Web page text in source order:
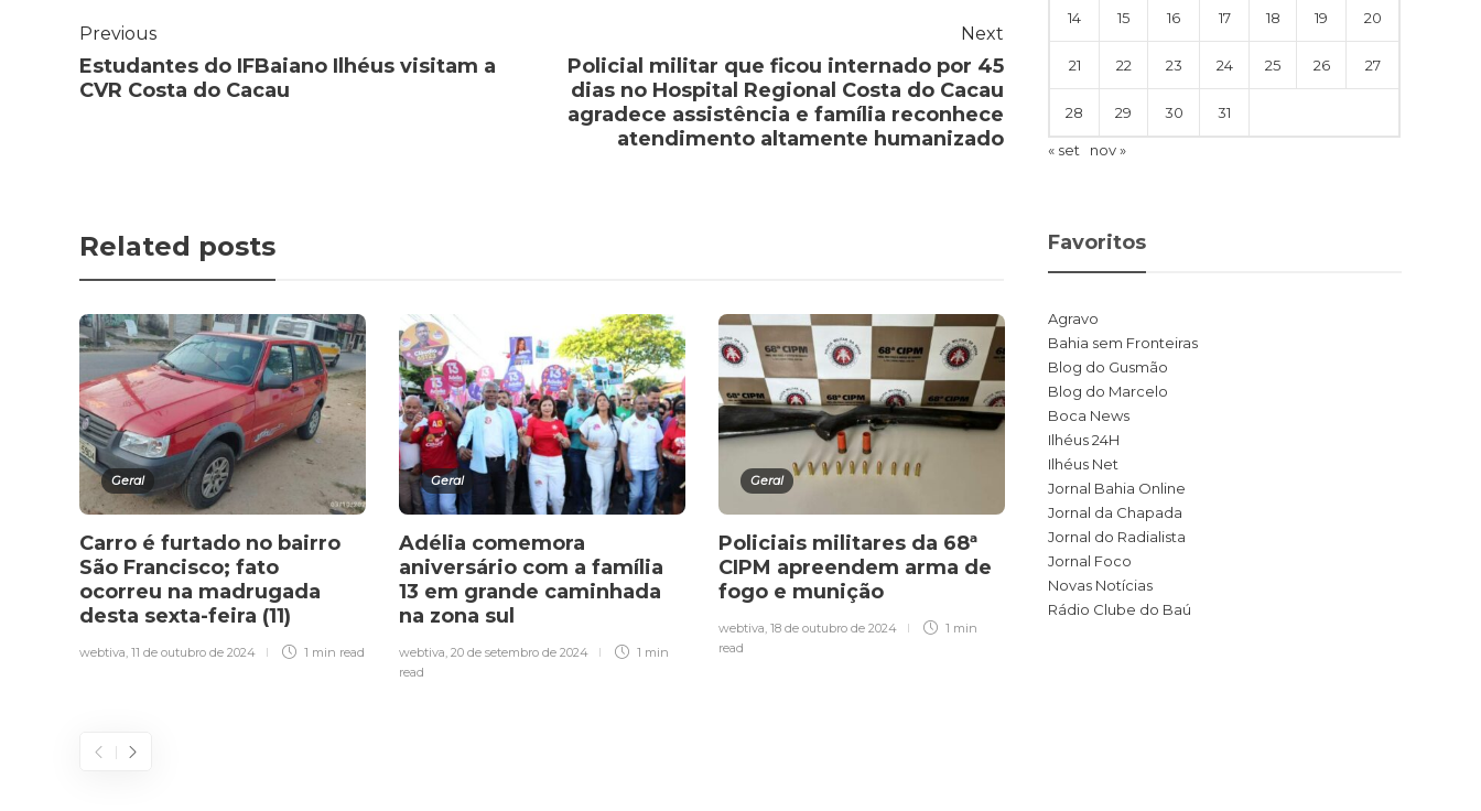
Previous
Estudantes do IFBaiano Ilhéus visitam a
CVR Costa do Cacau
Next
Policial militar que ficou internado por 45
dias no Hospital Regional Costa do Cacau
agradece assistência e família reconhece
atendimento altamente humanizado
Related posts
Geral
Carro é furtado no bairro
São Francisco; fato
ocorreu na madrugada
desta sexta-feira (11)
webtiva, 11 de outubro de 2024 1 min read
Geral
Adélia comemora
aniversário com a família
13 em grande caminhada
na zona sul
webtiva, 20 de setembro de 2024
1 min
read
Geral
Policiais militares da 68ª
CIPM apreendem arma de
fogo e munição
webtiva, 18 de outubro de 2024
1 min
read
Geral
Em Brasília, Bebeto Galvão
se reúne com ministro
Flávio Dino e presidente
da Força Sindical
14 15 16 17 18 19 20
21 22 23 24 25 26 27
28 29 30 31
« set nov »
Favoritos
Agravo
Bahia sem Fronteiras
Blog do Gusmão
Blog do Marcelo
Boca News
Ilhéus 24H
Ilhéus Net
Jornal Bahia Online
Jornal da Chapada
Jornal do Radialista
Jornal Foco
Novas Notícias
Rádio Clube do Baú